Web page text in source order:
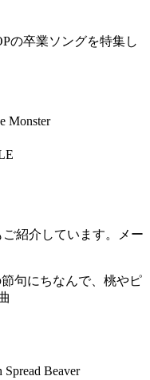
の卒業ソングを特集し
Monster
紹介しています。メー
句にちなんで、桃やピ
Beaver